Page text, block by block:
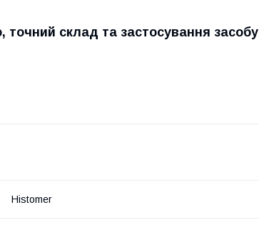
склад та застосування засобу
Histomer